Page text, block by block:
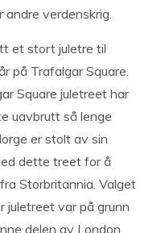
andre verdenskrig.
et stort juletre til
på Trafalgar Square.
Square juletreet har
uavbrutt så lenge
er stolt av sin
dette treet for å
Storbritannia. Valget
juletreet var på grunn
delen av London.